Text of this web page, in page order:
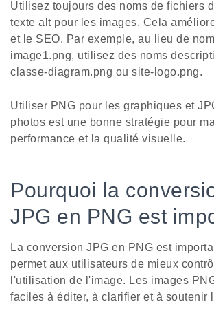
Utilisez toujours des noms de fichiers
texte alt pour les images. Cela
et le SEO. Par exemple, au lieu de
image1.png, utilisez des noms
classe-diagram.png ou site-logo.png.
Utiliser PNG pour les graphiques et
photos est une bonne stratégie pour
performance et la qualité visuelle.
Pourquoi la
JPG en PNG est
La conversion JPG en PNG est
permet aux utilisateurs de mieux
l'utilisation de l'image. Les images
faciles à éditer, à clarifier et à soutenir